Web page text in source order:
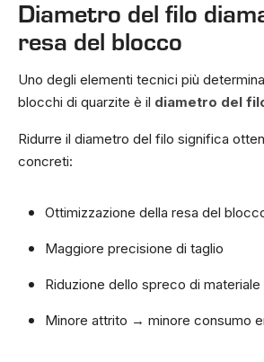
Diametro del filo
resa del blocco
Uno degli elementi tecnici più
blocchi di quarzite è il diametro del
Ridurre il diametro del filo significa
concreti:
Ottimizzazione della resa del
Maggiore precisione di taglio
Riduzione dello spreco di materiale
Minore attrito → minore consumo